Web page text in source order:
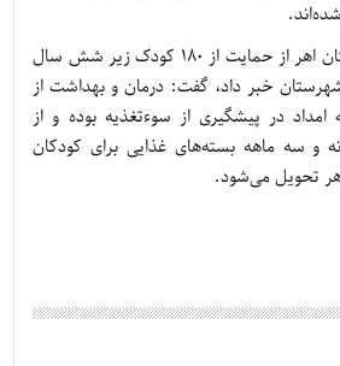
مدیر کمیته امداد شهرستان اهر از حمایت از 180 کودک زیر شش سال
خبر داد، گفت: درمان و بهداشت از
در پیشگیری از سوءتغذیه بوده و از
و سه‌ ماهه بسته‌های غذایی برای کودکان
تحویل می‌شود.